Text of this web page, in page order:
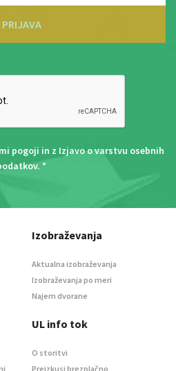
PRIJAVA
pogoji in z Izjavo o varstvu osebnih
. *
Izobraževanja
Aktualna izobraževanja
Izobraževanja po meri
Najem dvorane
UL info tok
O storitvi
Preizkusi brezplačno